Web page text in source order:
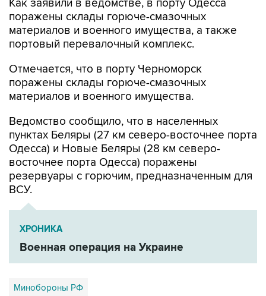
Как заявили в ведомстве, в порту Одесса
поражены склады горюче-смазочных
материалов и военного имущества, а также
портовый перевалочный комплекс.
Отмечается, что в порту Черноморск
поражены склады горюче-смазочных
материалов и военного имущества.
Ведомство сообщило, что в населенных
пунктах Беляры (27 км северо-восточнее порта
Одесса) и Новые Беляры (28 км северо-
восточнее порта Одесса) поражены
резервуары с горючим, предназначенным для
ВСУ.
ХРОНИКА
Военная операция на Украине
Минобороны РФ